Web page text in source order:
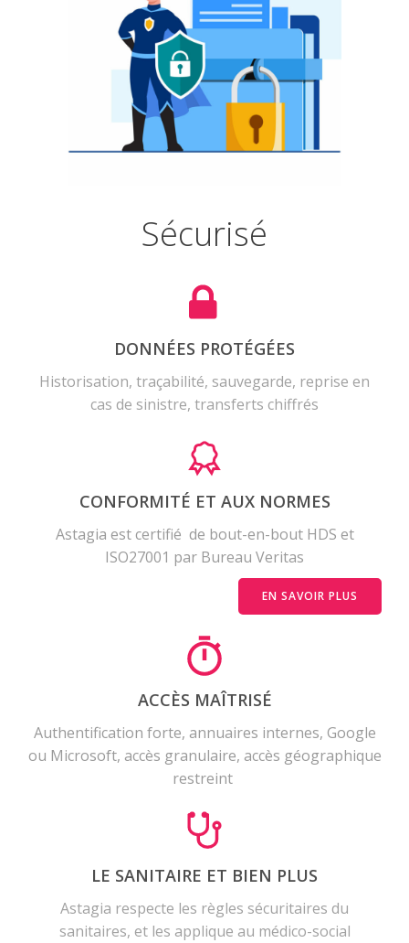
Sécurisé
DONNÉES PROTÉGÉES
Historisation, traçabilité, sauvegarde, reprise en
cas de sinistre, transferts chiffrés
CONFORMITÉ ET AUX NORMES
Astagia est certifié de bout-en-bout HDS et
ISO27001 par Bureau Veritas
EN SAVOIR PLUS
ACCÈS MAÎTRISÉ
Authentification forte, annuaires internes, Google
ou Microsoft, accès granulaire, accès géographique
restreint
LE SANITAIRE ET BIEN PLUS
Astagia respecte les règles sécuritaires du
sanitaires, et les applique au médico-social